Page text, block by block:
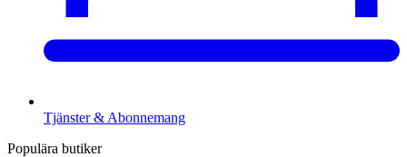
Tjänster & Abonnemang
Populära butiker